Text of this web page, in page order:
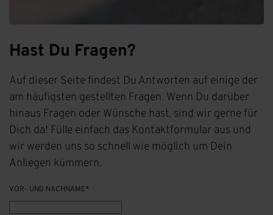
Hast Du Fragen?
Auf dieser Seite findest Du Antworten auf einige der
am häufigsten gestellten Fragen. Wenn Du darüber
hinaus Fragen oder Wünsche hast, sind wir gerne für
Dich da! Fülle einfach das Kontaktformular aus und
wir werden uns so schnell wie möglich um Dein
Anliegen kümmern.
VOR- UND NACHNAME*